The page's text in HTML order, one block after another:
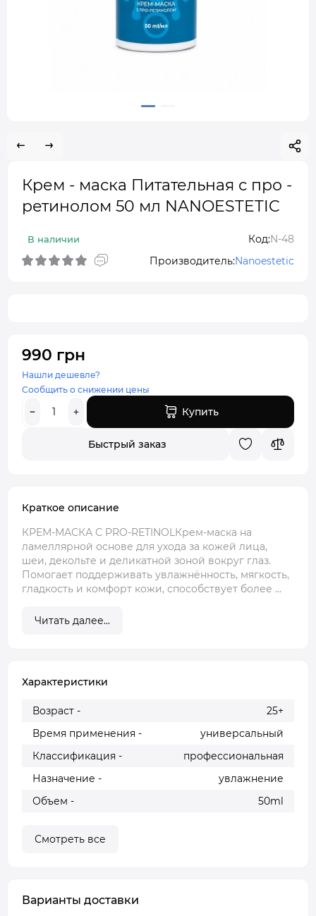
Крем - маска Питательная с про -
ретинолом 50 мл NANOESTETIC
В наличии Код:N-48
Производитель:Nanoestetic
990 грн
Нашли дешевле?
Сообщить о снижении цены
Купить
Быстрый заказ
Краткое описание
КРЕМ-МАСКА С PRO-RETINOLКрем-маска на
ламеллярной основе для ухода за кожей лица,
шеи, декольте и деликатной зоной вокруг глаз.
Помогает поддерживать увлажнённость, мягкость,
гладкость и комфорт кожи, способствует более ...
Читать далее...
Характеристики
Возраст -
25+
Время применения -
универсальный
Классификация -
профессиональная
Назначение -
увлажнение
Объем -
50ml
Смотреть все
Варианты доставки